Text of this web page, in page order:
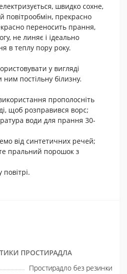
швидко сохне,
повітрообмін, прекрасно
переносить прання,
не линяє і ідеально
в теплу пору року.
у вигляді
постільну білизну.
прополосніть
щоб розправився ворс;
води для прання 30-
від синтетичних речей;
пральний порошок з
ПРОСТИРАДЛА
Простирадло без резинки